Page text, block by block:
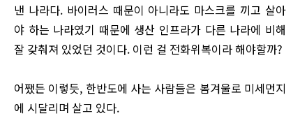
낸 나라다. 바이러스 때문이 아니라도 마스크를 끼고 살아
야 하는 나라였기 때문에 생산 인프라가 다른 나라에 비해
잘 갖춰져 있었던 것이다. 이런 걸 전화위복이라 해야할까?
어쨌든 이렇듯, 한반도에 사는 사람들은 봄겨울로 미세먼지
에 시달리며 살고 있다.